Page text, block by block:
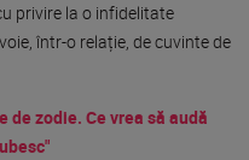
privire la o infidelitate
într-o relație, de cuvinte de
de zodie. Ce vrea să audă